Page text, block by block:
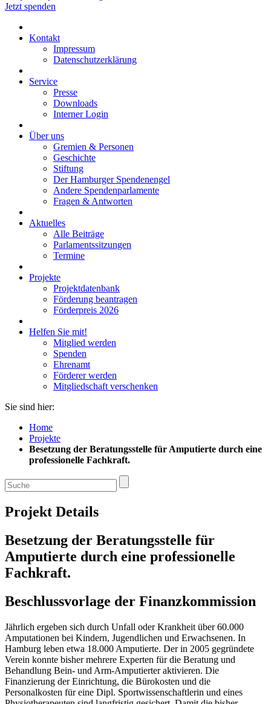
Jetzt spenden
Kontakt
Impressum
Datenschutzerklärung
Service
Presse
Downloads
Interner Login
Über uns
Gremien & Personen
Geschichte
Stiftung
Der Hamburger Spendenengel
Andere Spendenparlamente
Fragen & Antworten
Aktuelles
Alle Beiträge
Parlamentssitzungen
Termine
Projekte
Projektdatenbank
Förderung beantragen
Förderpreis 2026
Helfen Sie mit!
Mitglied werden
Spenden
Ehrenamt
Förderer werden
Mitgliedschaft verschenken
Sie sind hier:
Home
Projekte
Besetzung der Beratungsstelle für Amputierte durch eine
professionelle Fachkraft.
Projekt Details
Besetzung der Beratungsstelle für
Amputierte durch eine professionelle
Fachkraft.
Beschlussvorlage der Finanzkommission
Jährlich ergeben sich durch Unfall oder Krankheit über 60.000
Amputationen bei Kindern, Jugendlichen und Erwachsenen. In
Hamburg leben etwa 18.000 Amputierte. Der in 2005 gegründete
Verein konnte bisher mehrere Experten für die Beratung und
Behandlung Bein- und Arm-Amputierter aktivieren. Die
Finanzierung der Einrichtung, die Bürokosten und die
Personalkosten für eine Dipl. Sportwissenschaftlerin und eines